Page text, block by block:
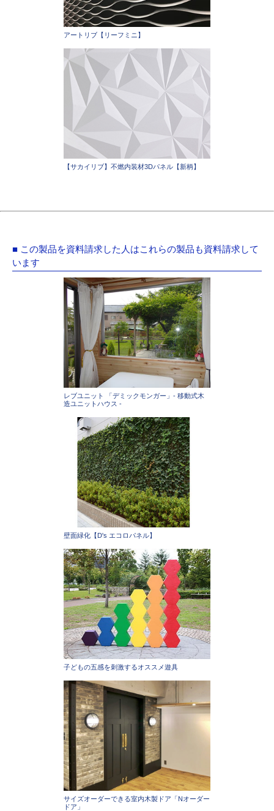
アートリブ【リーフミニ】
【サカイリブ】不燃内装材3Dパネル【新柄】
■ この製品を資料請求した人はこれらの製品も資料請求して
います
レブユニット 「デミックモンガー」- 移動式木
造ユニットハウス -
壁面緑化【D's エコロパネル】
子どもの五感を刺激するオススメ遊具
サイズオーダーできる室内木製ドア「Nオーダー
ドア」